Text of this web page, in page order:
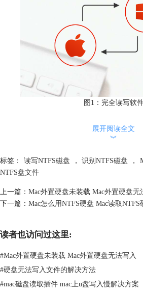
图1：完全读写软
成其他Mac系统支持的格式，比如FAT32、
用读写工具。
图2：硬盘格式
展开阅读全文
︾
标签： 读写NTFS磁盘 ， 识别NTFS磁盘 ，
NTFS盘文件
上一篇： Mac外置硬盘未装载 Mac外置硬盘无
下一篇： Mac怎么用NTFS硬盘 Mac读取NTFS
读者也访问过这里:
#Mac外置硬盘未装载 Mac外置硬盘无法写入
#硬盘无法写入文件的解决方法
#mac磁盘读取插件 mac上u盘写入慢解决方案